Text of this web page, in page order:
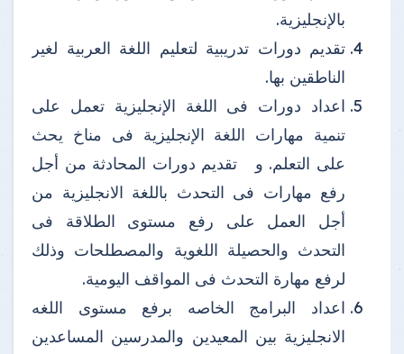
بالإنجليزية.
تقديم دورات تدريبية لتعليم اللغة العربية لغير
الناطقين بها.
اعداد دورات فى اللغة الإنجليزية تعمل على
تنمية مهارات اللغة الإنجليزية فى مناخ يحث
على التعلم. و تقديم دورات المحادثة من أجل
رفع مهارات فى التحدث باللغة الانجليزية من
أجل العمل على رفع مستوى الطلاقة فى
التحدث والحصيلة اللغوية والمصطلحات وذلك
لرفع مهارة التحدث فى المواقف اليومية.
اعداد البرامج الخاصه برفع مستوى اللغه
الانجليزية بين المعيدين والمدرسين المساعدين